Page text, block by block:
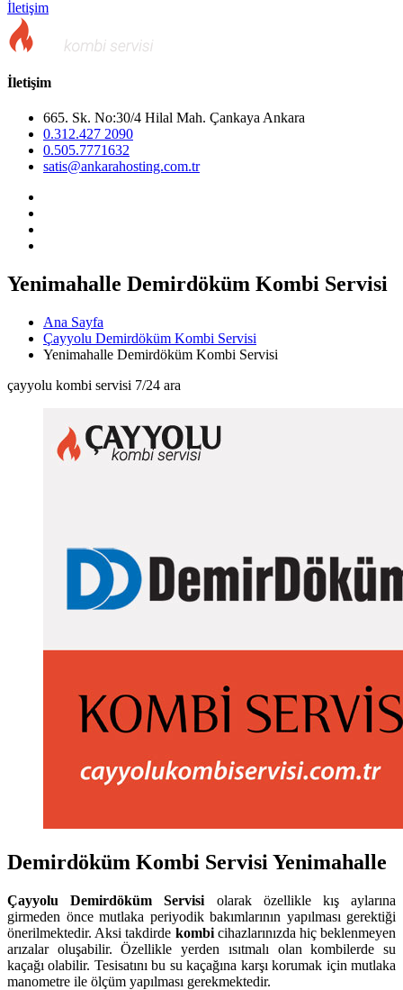
İletişim
İletişim
665. Sk. No:30/4 Hilal Mah. Çankaya Ankara
0.312.427 2090
0.505.7771632
satis@ankarahosting.com.tr
Yenimahalle Demirdöküm Kombi Servisi
Ana Sayfa
Çayyolu Demirdöküm Kombi Servisi
Yenimahalle Demirdöküm Kombi Servisi
çayyolu kombi servisi 7/24 ara
Demirdöküm Kombi Servisi Yenimahalle
ÇayyoluDemirdöküm Servisi olarak özellikle kış aylarına
girmeden önce mutlaka periyodik bakımlarının yapılması gerektiği
önerilmektedir. Aksi takdirde kombicihazlarınızda hiç beklenmeyen
arızalar oluşabilir. Özellikle yerden ısıtmalı olan kombilerde su
kaçağı olabilir. Tesisatını bu su kaçağına karşı korumak için mutlaka
manometre ile ölçüm yapılması gerekmektedir.